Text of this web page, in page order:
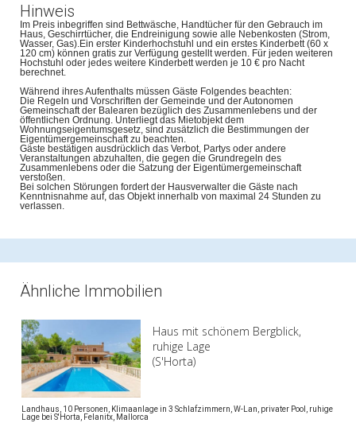
Hinweis
Im Preis inbegriffen sind Bettwäsche, Handtücher für den Gebrauch im
Haus, Geschirrtücher, die Endreinigung sowie alle Nebenkosten (Strom,
Wasser, Gas).Ein erster Kinderhochstuhl und ein erstes Kinderbett (60 x
120 cm) können gratis zur Verfügung gestellt werden. Für jeden weiteren
Hochstuhl oder jedes weitere Kinderbett werden je 10 € pro Nacht
berechnet.
Während ihres Aufenthalts müssen Gäste Folgendes beachten:
Die Regeln und Vorschriften der Gemeinde und der Autonomen
Gemeinschaft der Balearen bezüglich des Zusammenlebens und der
öffentlichen Ordnung. Unterliegt das Mietobjekt dem
Wohnungseigentumsgesetz, sind zusätzlich die Bestimmungen der
Eigentümergemeinschaft zu beachten.
Gäste bestätigen ausdrücklich das Verbot, Partys oder andere
Veranstaltungen abzuhalten, die gegen die Grundregeln des
Zusammenlebens oder die Satzung der Eigentümergemeinschaft
verstoßen.
Bei solchen Störungen fordert der Hausverwalter die Gäste nach
Kenntnisnahme auf, das Objekt innerhalb von maximal 24 Stunden zu
verlassen.
Ähnliche Immobilien
Haus mit schönem Bergblick,
ruhige Lage
(S'Horta)
Landhaus, 10 Personen, Klimaanlage in 3 Schlafzimmern, W-Lan, privater Pool, ruhige
Lage bei S'Horta, Felanitx, Mallorca